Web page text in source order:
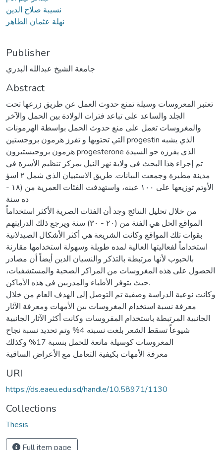
نسيبة صلاح الدين
نهلة عثمان الطاهر
Publisher
جامعة الشيخ عبدالله البدري
Abstract
تعتبر المعروسات وسيلة تمنع حدوث العمل عن طريق زرعها تحت
الجلد والساعد على تباعد فترات الولادة بين الحمل والآخر
والمغروسات تعمل على منع حدوث الحمل بواسطة الهرمونات
التي تحتويها و تفرز هرمون بروجستين progestin الذي يشبه
هرمون بروجيستيرون progesterone الذي يفرزه جو السيدة
تم إجراء هذا البحث في ولاية نهر النيل بمركز تنظيم الأسرة في
مدينة مطيرة وجمعت البيانات. طريق الاستبيان الذي شمل ٢ اسؤ
الأوتم توزيعها على ١٠٠ عينه، واستهدفت الفئات العمرية من (١٨ -
ده سنة
من خلال تحليل النتائج وجد أن الفئات الصرية الأكثر استخداماً
المواقع الحل هي الفئة من (٢٠ - ٣٠) سنة ويرجع ذلك الدرايتهم
بقوات تلك المواقع وكانت الشريعة هي أكثر الأشكال الصيدلانية
استخداماً لفعاليتها العالية لمده طويلة وسهولة استخدامها مقارنة
بالحبوب لأنها مرتبطة بالتذكر والنسيان الدين أيضاً أن مصادر
الحصول على هذه المغروسات من المراكز الصحية والمستشفيات،
حيث يتوفر الأطباء والمدربين في هذه الأماكن.
وكانت نوعية الدراسة وصفية تم التوصل إلى الهدف العام من خلال
معرفة نسبة استخدام المغروسات بين الأمهات ومعرفة الآثار
الجانبية المرتبطة باستخدام المفروسات وكانت أكثر الآثار الجانبية
شيوعاً تسقط الشعر بلغت نسبته 4% وتم تحديد نسبة نجاح
المغروسات كوسيلة مانعة للحمل بنسبة 17% وكذلك
معرفة الأمهات بكيفية التعامل مع الأعراض الساقية
URI
https://ds.eaeu.edu.sd/handle/10.58971/1130
Collections
Thesis
Full item page